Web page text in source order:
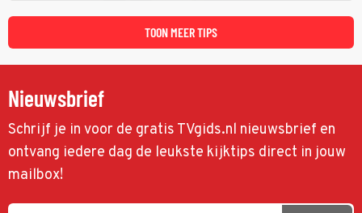
spoor via Frankrijk en Italië naar Malta.
TOON MEER TIPS
Nieuwsbrief
Schrijf je in voor de gratis TVgids.nl nieuwsbrief en
ontvang iedere dag de leukste kijktips direct in jouw
mailbox!